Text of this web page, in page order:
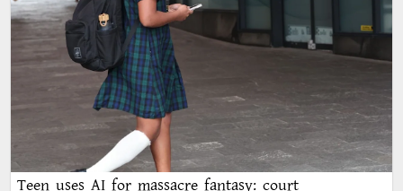
Teen uses AI for massacre fantasy: court